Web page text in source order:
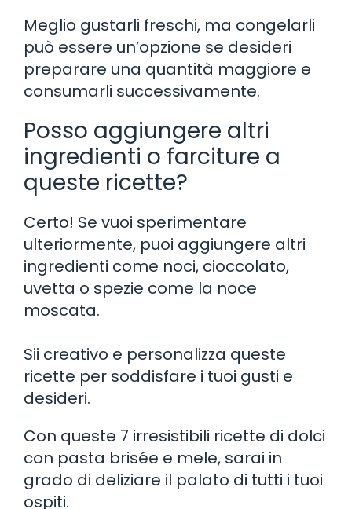
Meglio gustarli freschi, ma congelarli
può essere un’opzione se desideri
preparare una quantità maggiore e
consumarli successivamente.
Posso aggiungere altri
ingredienti o farciture a
queste ricette?
Certo! Se vuoi sperimentare
ulteriormente, puoi aggiungere altri
ingredienti come noci, cioccolato,
uvetta o spezie come la noce
moscata.
Sii creativo e personalizza queste
ricette per soddisfare i tuoi gusti e
desideri.
Con queste 7 irresistibili ricette di dolci
con pasta brisée e mele, sarai in
grado di deliziare il palato di tutti i tuoi
ospiti.